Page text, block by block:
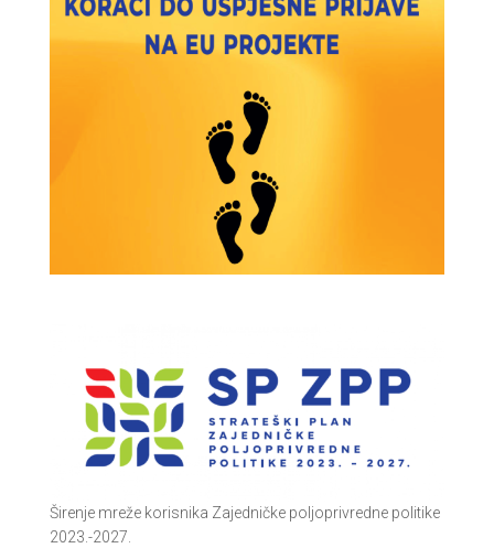
Širenje mreže korisnika Zajedničke poljoprivredne politike
2023.-2027.